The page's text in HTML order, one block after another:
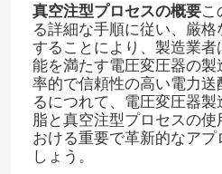
真空注型プロセスの概要こ
る詳細な手順に従い、厳
することにより、製造業
能を満たす電圧変圧器の
率的で信頼性の高い電力
るにつれて、電圧変圧器
脂と真空注型プロセスの
おける重要で革新的なア
しょう。